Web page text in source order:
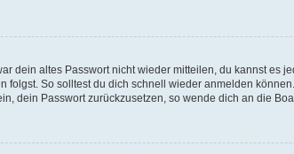
dein altes Passwort nicht wieder mitteilen, du kannst es
folgst. So solltest du dich schnell wieder anmelden können.
dein Passwort zurückzusetzen, so wende dich an die